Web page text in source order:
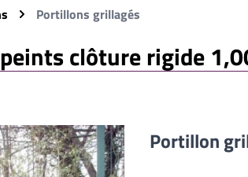
Portillons grillagés
clôture rigide
Portillon